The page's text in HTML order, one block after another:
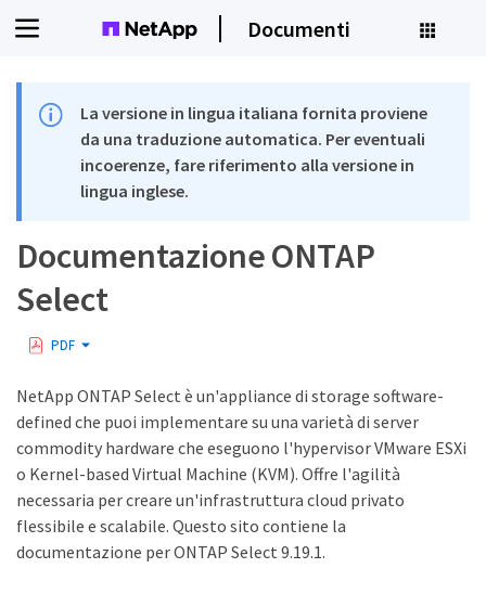
Documenti
La versione in lingua italiana fornita proviene
da una traduzione automatica. Per eventuali
incoerenze, fare riferimento alla versione in
lingua inglese.
Documentazione ONTAP
Select
PDF
NetApp ONTAP Select è un'appliance di storage software-
defined che puoi implementare su una varietà di server
commodity hardware che eseguono l'hypervisor VMware ESXi
o Kernel-based Virtual Machine (KVM). Offre l'agilità
necessaria per creare un'infrastruttura cloud privato
flessibile e scalabile. Questo sito contiene la
documentazione per ONTAP Select 9.19.1.